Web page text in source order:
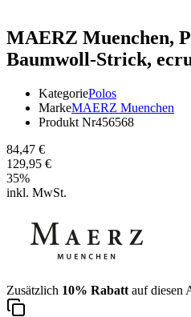
MAERZ Muenchen,
Baumwoll-Strick,
KategoriePolos
MarkeMAERZ Muenchen
Produkt Nr456568
84,47 €
129,95 €
35%
inkl. MwSt.
Zusätzlich 10% Rabatt auf diesen